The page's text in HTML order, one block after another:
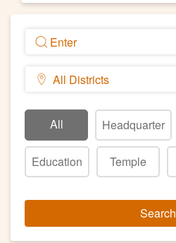
All Headquarter
Education Temple
Search